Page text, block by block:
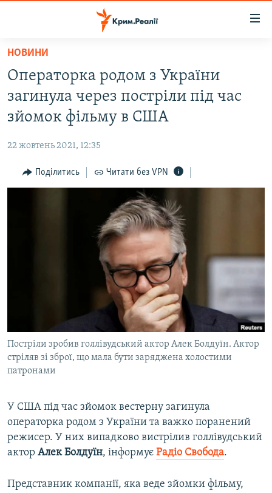
Перейти
основного
матеріалу
Перейти
до
основної
Перейти
до
ВОДА.КРИМ
ВІДЕО ТА ФОТО
БЛОГИ
ПОГЛЯД
УКРАЇНСЬКА ПРОБЛЕМА КРИМУ
ІНФОГРАФІКА
ЯК ОБІЙТИ БЛОКУВАННЯ
ДОЛУЧАЙСЯ!
Усі сайти RFE/RL
НОВИНИ
Операторка родом з України
загинула через постріли під час
зйомок фільму в США
22 жовтень 2021, 12:35
Поділитись Читати без VPN
Постріли зробив голлівудський актор Алек Болдуїн. Актор
стріляв зі зброї, що мала бути заряджена холостими
патронами
У США під час зйомок вестерну загинула
операторка родом з України та важко поранений
режисер. У них випадково вистрілив голлівудський
актор Алек Болдуїн, інформує Радіо Свобода.
Представник компанії, яка веде зйомки фільму,